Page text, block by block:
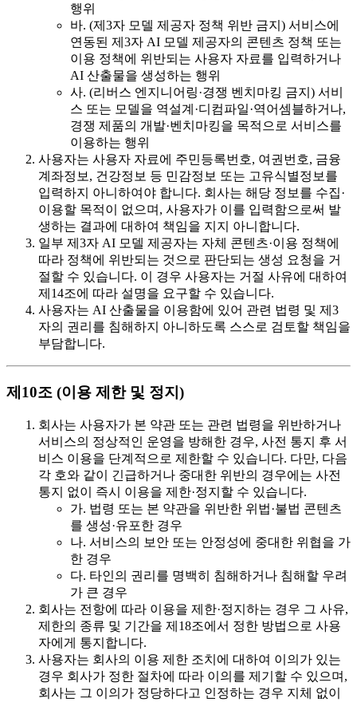
행위
바. (제3자 모델 제공자 정책 위반 금지) 서비스에
연동된 제3자 AI 모델 제공자의 콘텐츠 정책 또는
이용 정책에 위반되는 사용자 자료를 입력하거나
AI 산출물을 생성하는 행위
사. (리버스 엔지니어링·경쟁 벤치마킹 금지) 서비
스 또는 모델을 역설계·디컴파일·역어셈블하거나,
경쟁 제품의 개발·벤치마킹을 목적으로 서비스를
이용하는 행위
사용자는 사용자 자료에 주민등록번호, 여권번호, 금융
계좌정보, 건강정보 등 민감정보 또는 고유식별정보를
입력하지 아니하여야 합니다. 회사는 해당 정보를 수집·
이용할 목적이 없으며, 사용자가 이를 입력함으로써 발
생하는 결과에 대하여 책임을 지지 아니합니다.
일부 제3자 AI 모델 제공자는 자체 콘텐츠·이용 정책에
따라 정책에 위반되는 것으로 판단되는 생성 요청을 거
절할 수 있습니다. 이 경우 사용자는 거절 사유에 대하여
제14조에 따라 설명을 요구할 수 있습니다.
사용자는 AI 산출물을 이용함에 있어 관련 법령 및 제3
자의 권리를 침해하지 아니하도록 스스로 검토할 책임을
부담합니다.
제10조 (이용 제한 및 정지)
회사는 사용자가 본 약관 또는 관련 법령을 위반하거나
서비스의 정상적인 운영을 방해한 경우, 사전 통지 후 서
비스 이용을 단계적으로 제한할 수 있습니다. 다만, 다음
각 호와 같이 긴급하거나 중대한 위반의 경우에는 사전
통지 없이 즉시 이용을 제한·정지할 수 있습니다.
가. 법령 또는 본 약관을 위반한 위법·불법 콘텐츠
를 생성·유포한 경우
나. 서비스의 보안 또는 안정성에 중대한 위협을 가
한 경우
다. 타인의 권리를 명백히 침해하거나 침해할 우려
가 큰 경우
회사는 전항에 따라 이용을 제한·정지하는 경우 그 사유,
제한의 종류 및 기간을 제18조에서 정한 방법으로 사용
자에게 통지합니다.
사용자는 회사의 이용 제한 조치에 대하여 이의가 있는
경우 회사가 정한 절차에 따라 이의를 제기할 수 있으며,
회사는 그 이의가 정당하다고 인정하는 경우 지체 없이